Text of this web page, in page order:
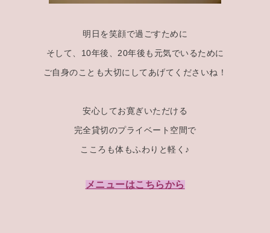
明日を笑顔で過ごすために
そして、10年後、20年後も元気でいるために
ご自身のことも大切にしてあげてくださいね！
安心してお寛ぎいただける
完全貸切のプライベート空間で
こころも体もふわりと軽く♪
メニューはこちらから